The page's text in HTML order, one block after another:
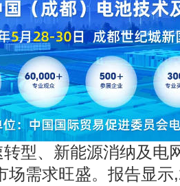
型、新能源消纳及电
场需求旺盛。报告显